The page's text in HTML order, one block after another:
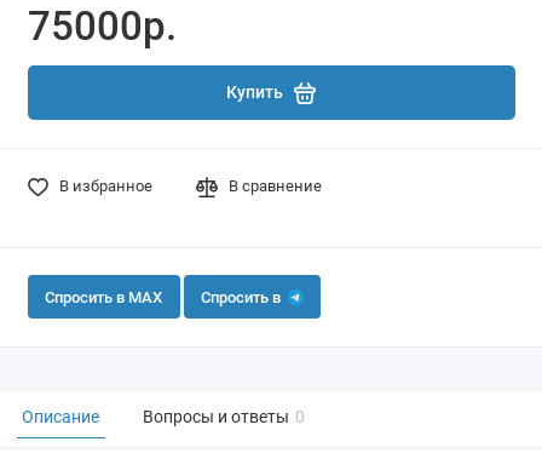
75000р.
Купить
В избранное В сравнение
Спросить в MAX Спросить в
Описание Вопросы и ответы 0